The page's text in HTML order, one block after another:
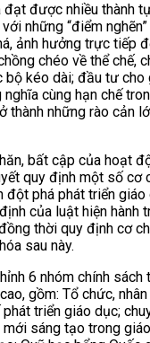
được nhiều thành
những “điểm
ảnh hưởng trực tiếp
chéo về thể chế,
bộ kéo dài; đầu tư cho
cùng hạn chế
thành những rào cản
bất cập của hoạt
quy định một số cơ
phá phát triển giáo
của luật hiện hành
thời quy định cơ
sau này.
6 nhóm chính sách
gồm: Tổ chức,
triển giáo dục;
sáng tạo trong